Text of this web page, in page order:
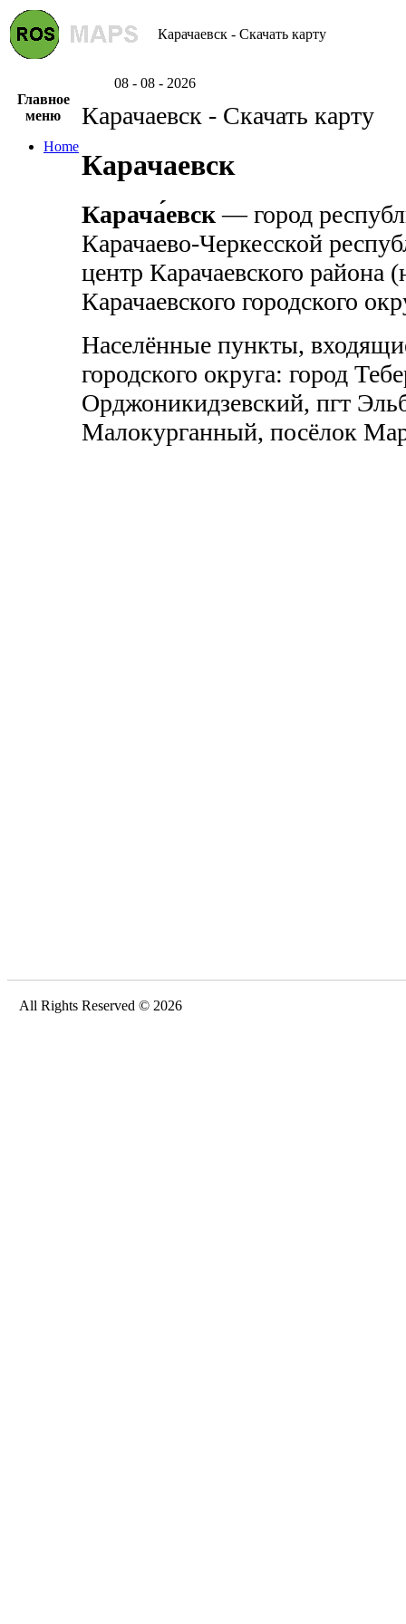
Карачаевск - Скачать карту
08 - 08 - 2026
Главное
меню
Home
Карачаевск - Скачать карту
Карачаевск
Карача́евск — город
Карачаево-Черкесской
центр Карачаевского района
Карачаевского городского
Населённые пункты,
городского округа: город
Орджоникидзевский, пгт
Малокурганный, посёлок
All Rights Reserved © 2026